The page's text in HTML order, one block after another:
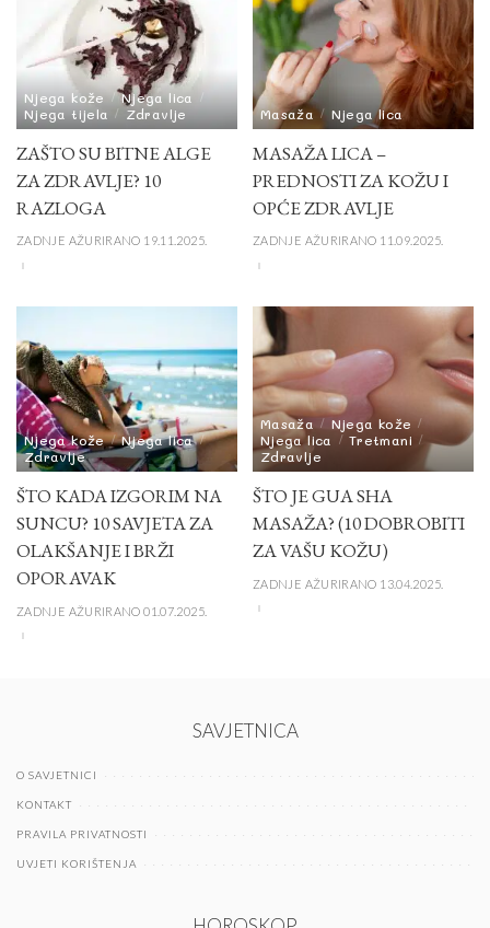
Njega kože
Njega lica
Njega tijela
Zdravlje
ZAŠTO SU BITNE ALGE
ZA ZDRAVLJE? 10
RAZLOGA
ZADNJE AŽURIRANO 19.11.2025.
Masaža Njega lica
MASAŽA LICA –
PREDNOSTI ZA KOŽU I
OPĆE ZDRAVLJE
ZADNJE AŽURIRANO 11.09.2025.
Njega kože
Njega lica
Zdravlje
ŠTO KADA IZGORIM NA
SUNCU? 10 SAVJETA ZA
OLAKŠANJE I BRŽI
OPORAVAK
ZADNJE AŽURIRANO 01.07.2025.
Masaža
Njega kože
Njega lica
Tretmani
Zdravlje
ŠTO JE GUA SHA
MASAŽA? (10 DOBROBITI
ZA VAŠU KOŽU)
ZADNJE AŽURIRANO 13.04.2025.
SAVJETNICA
O SAVJETNICI
KONTAKT
PRAVILA PRIVATNOSTI
UVJETI KORIŠTENJA